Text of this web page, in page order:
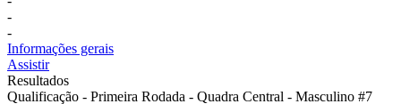
-
-
Informações gerais
Assistir
Resultados
Qualificação - Primeira Rodada - Quadra Central - Masculino #7